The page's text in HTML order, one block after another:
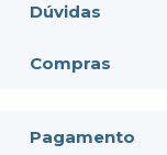
Dúvidas
Compras
Pagamento